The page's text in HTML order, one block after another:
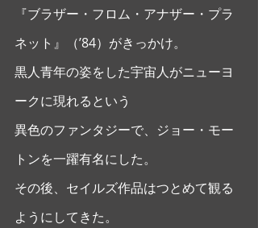
『ブラザー・フロム・アナザー・プラ
ネット』（’84）がきっかけ。
黒人青年の姿をした宇宙人がニューヨ
ークに現れるという
異色のファンタジーで、ジョー・モー
トンを一躍有名にした。
その後、セイルズ作品はつとめて観る
ようにしてきた。